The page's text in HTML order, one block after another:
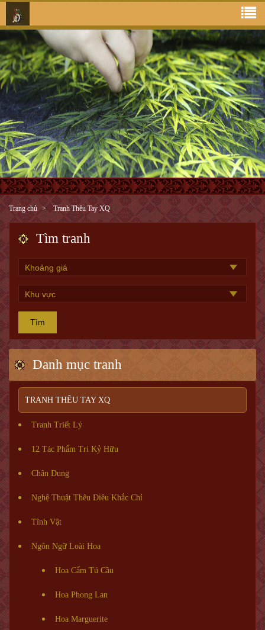
Trang chủ Tranh Thêu Tay XQ
Tìm tranh
Tìm
Danh mục tranh
TRANH THÊU TAY XQ
Tranh Triết Lý
12 Tác Phẩm Tri Kỷ Hữu
Chân Dung
Nghệ Thuật Thêu Điêu Khắc Chỉ
Tĩnh Vật
Ngôn Ngữ Loài Hoa
Hoa Cẩm Tú Cầu
Hoa Phong Lan
Hoa Marguerite